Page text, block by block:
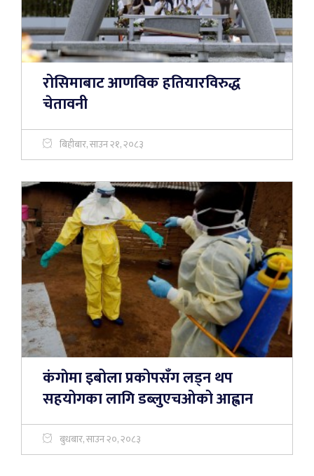
रोसिमाबाट आणविक हतियारविरुद्ध
चेतावनी
बिहीबार, साउन २१, २०८३
कंगाेमा इबोला प्रकोपसँग लड्न थप
सहयोगका लागि डब्लुएचओको आह्वान
बुधबार, साउन २०, २०८३